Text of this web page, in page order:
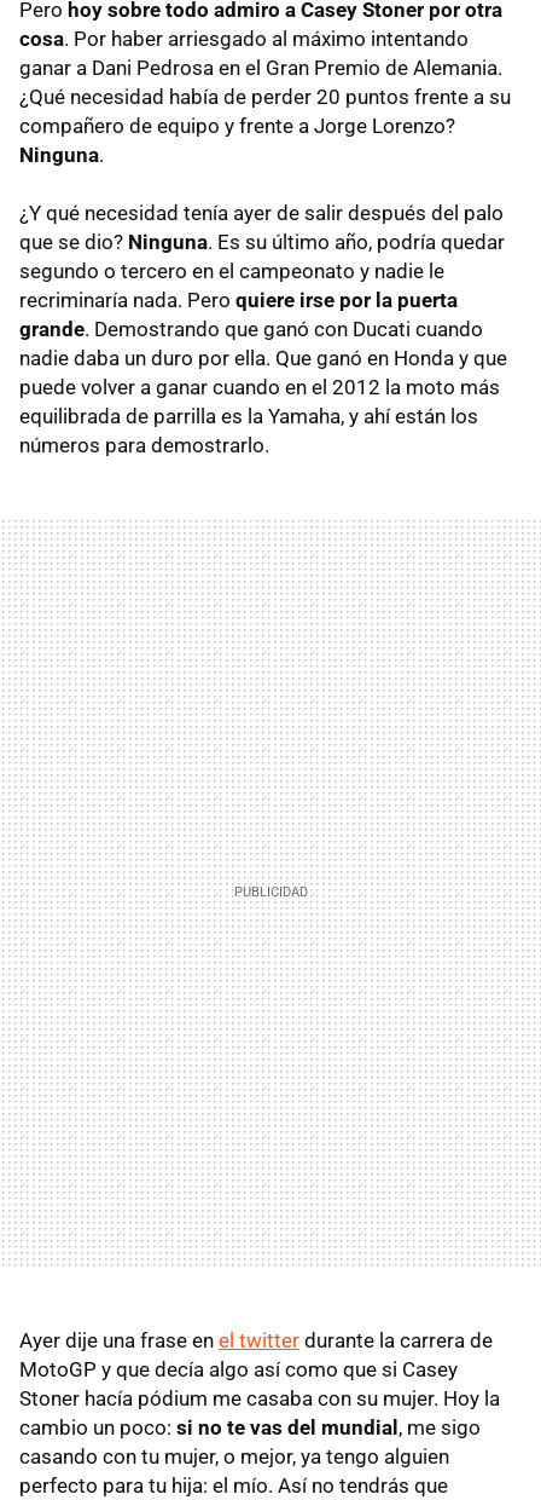
Pero hoy sobre todo admiro a Casey Stoner por otra
cosa. Por haber arriesgado al máximo intentando
ganar a Dani Pedrosa en el Gran Premio de Alemania.
¿Qué necesidad había de perder 20 puntos frente a su
compañero de equipo y frente a Jorge Lorenzo?
Ninguna.
¿Y qué necesidad tenía ayer de salir después del palo
que se dio? Ninguna. Es su último año, podría quedar
segundo o tercero en el campeonato y nadie le
recriminaría nada. Pero quiere irse por la puerta
grande. Demostrando que ganó con Ducati cuando
nadie daba un duro por ella. Que ganó en Honda y que
puede volver a ganar cuando en el 2012 la moto más
equilibrada de parrilla es la Yamaha, y ahí están los
números para demostrarlo.
Ayer dije una frase en el twitter durante la carrera de
MotoGP y que decía algo así como que si Casey
Stoner hacía pódium me casaba con su mujer. Hoy la
cambio un poco: si no te vas del mundial, me sigo
casando con tu mujer, o mejor, ya tengo alguien
perfecto para tu hija: el mío. Así no tendrás que